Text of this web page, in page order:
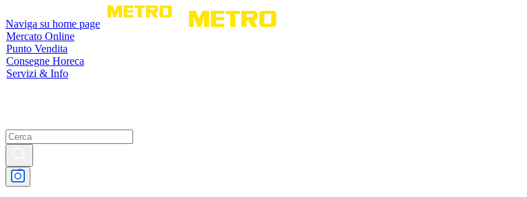
Naviga su home page
Mercato Online
Punto Vendita
Consegne Horeca
Servizi & Info